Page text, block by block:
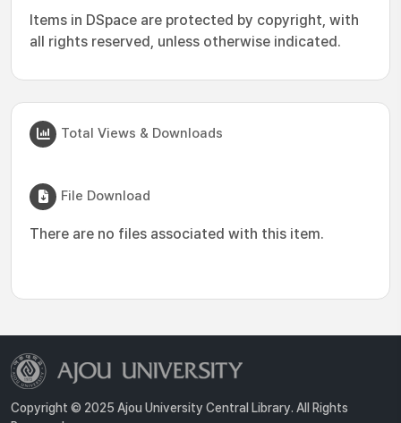
Items in DSpace are protected by copyright, with
all rights reserved, unless otherwise indicated.
Total Views & Downloads
File Download
There are no files associated with this item.
Copyright © 2025 Ajou University Central Library. All Rights